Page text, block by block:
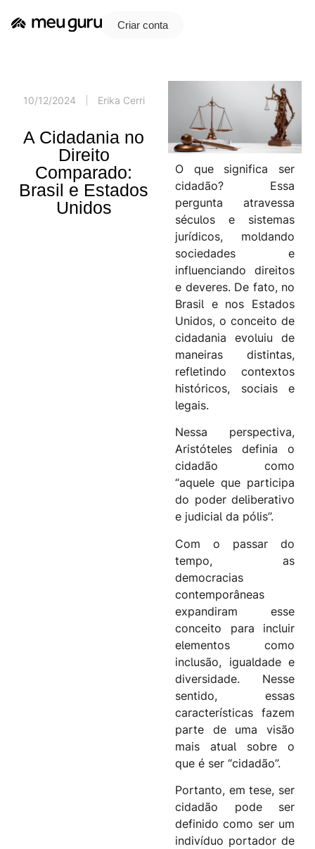
Criar conta
10/12/2024 Erika Cerri
A Cidadania no
Direito
Comparado:
Brasil e Estados
Unidos
O que significa ser
cidadão? Essa
pergunta atravessa
séculos e sistemas
jurídicos, moldando
sociedades e
influenciando direitos
e deveres. De fato, no
Brasil e nos Estados
Unidos, o conceito de
cidadania evoluiu de
maneiras distintas,
refletindo contextos
históricos, sociais e
legais.
Nessa perspectiva,
Aristóteles definia o
cidadão como
“aquele que participa
do poder deliberativo
e judicial da pólis”.
Com o passar do
tempo, as
democracias
contemporâneas
expandiram esse
conceito para incluir
elementos como
inclusão, igualdade e
diversidade. Nesse
sentido, essas
características fazem
parte de uma visão
mais atual sobre o
que é ser “cidadão”.
Portanto, em tese, ser
cidadão pode ser
definido como ser um
indivíduo portador de